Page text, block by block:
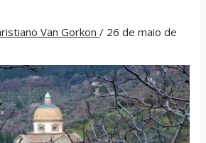
Van Gorkon/ 26 de maio de